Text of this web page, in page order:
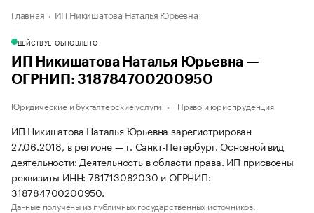
Главная ИП Никишатова Наталья Юрьевна
ДЕЙСТВУЕТОБНОВЛЕНО
ИП Никишатова Наталья Юрьевна —
ОГРНИП: 318784700200950
Юридические и бухгалтерские услуги Право и юриспруденция
ИП Никишатова Наталья Юрьевна зарегистрирован
27.06.2018, в регионе — г. Санкт-Петербург. Основной вид
деятельности: Деятельность в области права. ИП присвоены
реквизиты ИНН: 781713082030 и ОГРНИП:
318784700200950.
Данные получены из публичных государственных источников.